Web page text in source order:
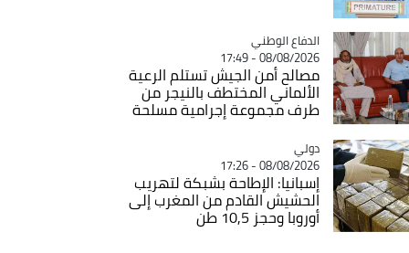
Catégorie
الدفاع الوطني
08/08/2026 - 17:49
مصالح أمن الجيش تستلم الرعية
الألماني المختطف بالنيجر من
طرف مجموعة إجرامية مسلحة
Catégorie
دولي
08/08/2026 - 17:26
إسبانيا: الإطاحة بشبكة لتهريب
الحشيش القادم من المغرب إلى
أوروبا وحجز 10,5 طن